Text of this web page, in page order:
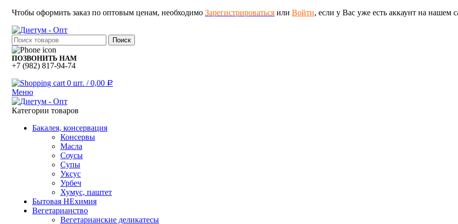
Чтобы оформить заказ по оптовым ценам, необходимо Зарегистрироваться или Войти, если у Вас уже есть аккаунт на нашем
Поиск
ПОЗВОНИТЬ НАМ
+7 (982) 817-94-74
0 шт. / 0,00 Р
Меню
Категории товаров
Бакалея, консервация
Консервы
Масла
Соусы
Супы
Уксус
Урбеч
Хумус, паштет
Бытовая НЕхимия
Вегетарианство
Вегетарианские деликатесы